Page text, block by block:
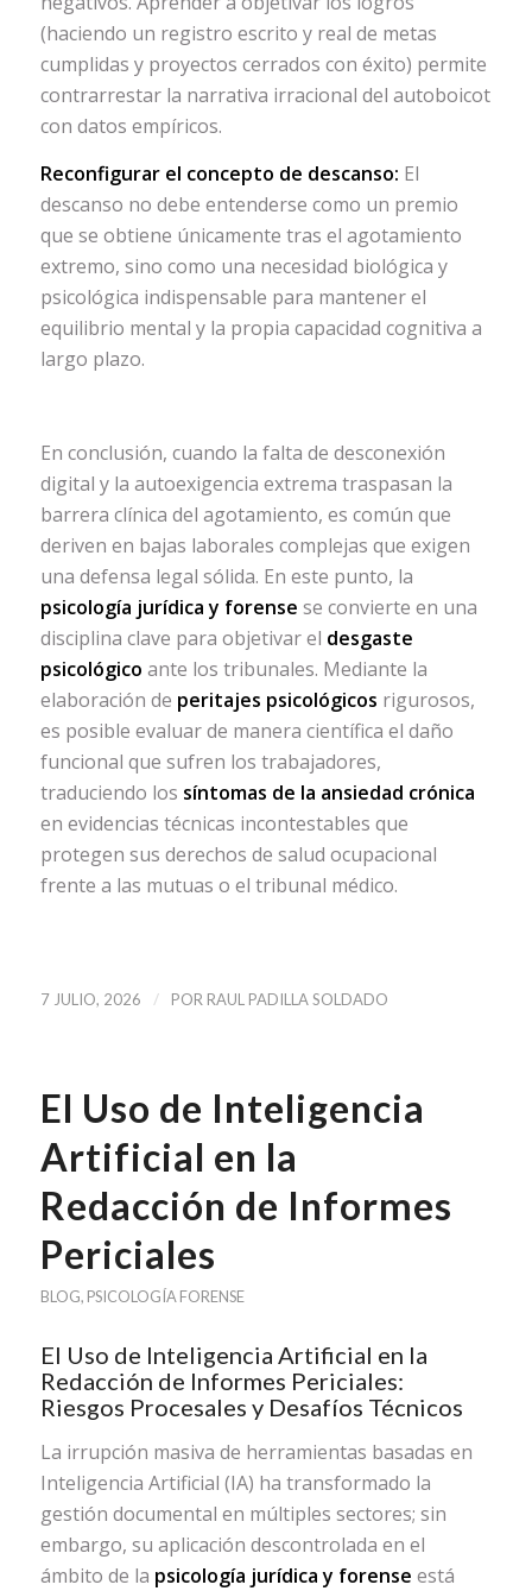
(haciendo un registro escrito y real de metas
cumplidas y proyectos cerrados con éxito) permite
contrarrestar la narrativa irracional del autoboicot
con datos empíricos.
Reconfigurar el concepto de descanso: El
descanso no debe entenderse como un premio
que se obtiene únicamente tras el agotamiento
extremo, sino como una necesidad biológica y
psicológica indispensable para mantener el
equilibrio mental y la propia capacidad cognitiva a
largo plazo.
En conclusión, cuando la falta de desconexión
digital y la autoexigencia extrema traspasan la
barrera clínica del agotamiento, es común que
deriven en bajas laborales complejas que exigen
una defensa legal sólida. En este punto, la
psicología jurídica y forense se convierte en una
disciplina clave para objetivar el desgaste
psicológico ante los tribunales. Mediante la
elaboración de peritajes psicológicos rigurosos,
es posible evaluar de manera científica el daño
funcional que sufren los trabajadores,
traduciendo los síntomas de la ansiedad crónica
en evidencias técnicas incontestables que
protegen sus derechos de salud ocupacional
frente a las mutuas o el tribunal médico.
7 JULIO, 2026 / POR RAUL PADILLA SOLDADO
El Uso de Inteligencia
Artificial en la
Redacción de Informes
Periciales
BLOG, PSICOLOGÍA FORENSE
El Uso de Inteligencia Artificial en la
Redacción de Informes Periciales:
Riesgos Procesales y Desafíos Técnicos
La irrupción masiva de herramientas basadas en
Inteligencia Artificial (IA) ha transformado la
gestión documental en múltiples sectores; sin
embargo, su aplicación descontrolada en el
ámbito de la psicología jurídica y forense está